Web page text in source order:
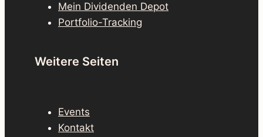
Mein Dividenden Depot
Portfolio-Tracking
Weitere Seiten
Events
Kontakt